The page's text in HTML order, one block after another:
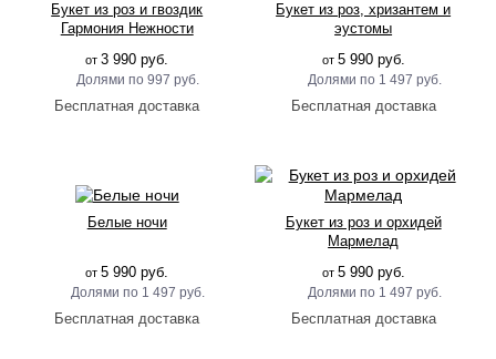
Букет из роз и гвоздик
Гармония Нежности
от3 990 руб.
997 руб.
Букет из роз, хризантем и
эустомы
от 5 990 руб.
1 497 руб.
Белые ночи
от5 990 руб.
1 497 руб.
Букет из роз и орхидей
Мармелад
от 5 990 руб.
1 497 руб.